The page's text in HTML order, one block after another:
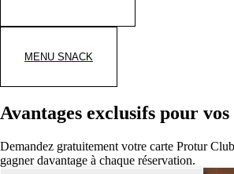
MENU SNACK
Avantages exclusifs pour
Demandez gratuitement votre carte Protur
gagner davantage à chaque réservation.